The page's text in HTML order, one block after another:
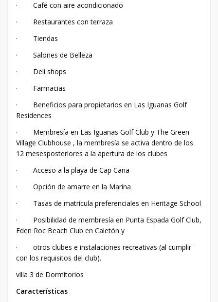
· Café con aire acondicionado
· Restaurantes con terraza
· Tiendas
· Salones de Belleza
· Deli shops
· Farmacias
· Beneficios para propietarios en Las Iguanas Golf
Residences
· Membresía en Las Iguanas Golf Club y The Green
Village Clubhouse , la membresía se activa dentro de los
12 mesesposteriores a la apertura de los clubes
· Acceso a la playa de Cap Cana
· Opción de amarre en la Marina
· Tasas de matrícula preferenciales en Heritage School
· Posibilidad de membresía en Punta Espada Golf Club,
Eden Roc Beach Club en Caletón y
· otros clubes e instalaciones recreativas (al cumplir
con los requisitos del club).
villa 3 de Dormitorios
Características